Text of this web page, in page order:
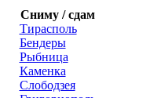
Сниму / сдам
Тирасполь
Бендеры
Рыбница
Каменка
Слободзея